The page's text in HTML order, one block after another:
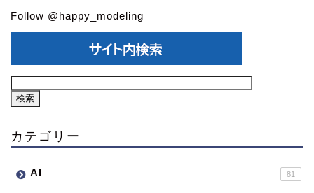
Follow @happy_modeling
カテゴリー
AI 81